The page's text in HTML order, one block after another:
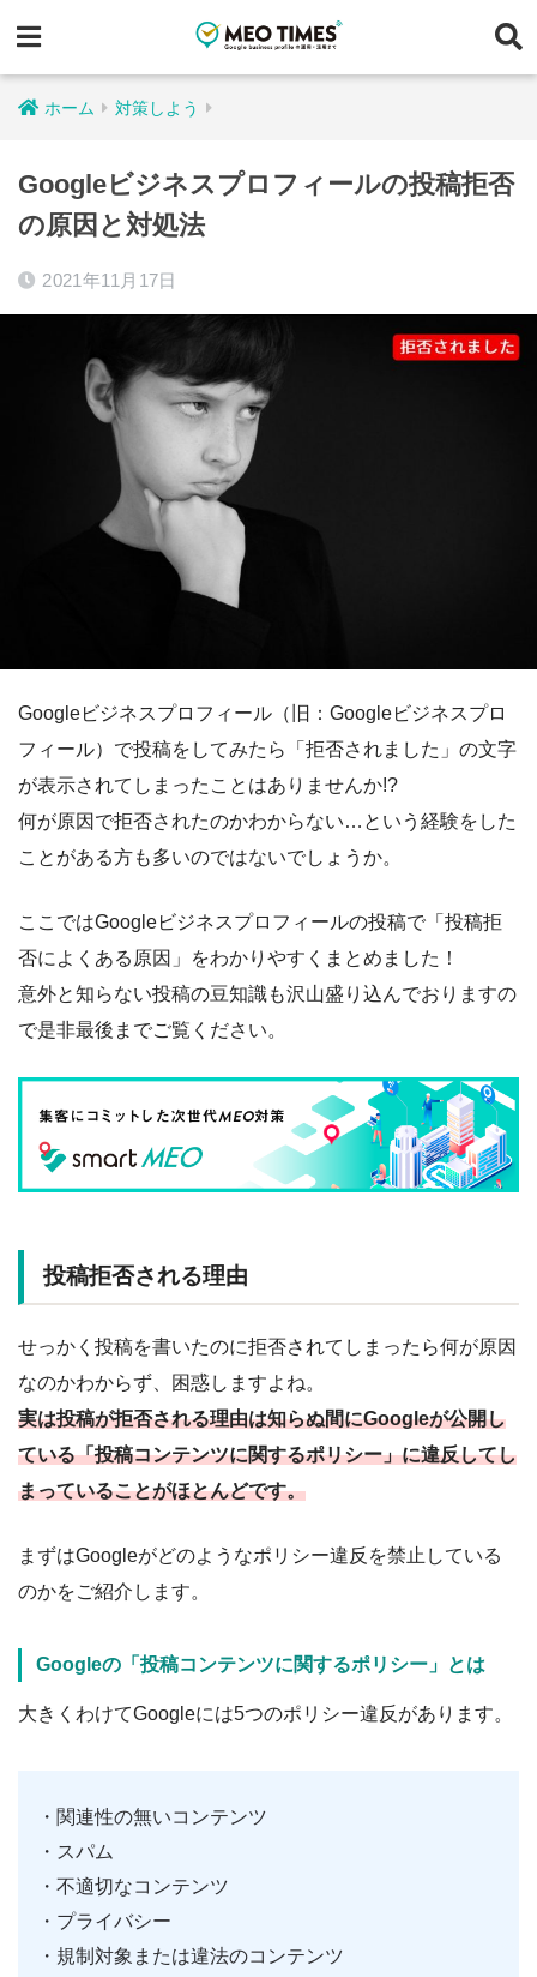
ホーム 対策しよう
Googleビジネスプロフィールの投稿拒否
の原因と対処法
2021年11月17日
Googleビジネスプロフィール（旧：Googleビジネスプロ
フィール）で投稿をしてみたら「拒否されました」の文字
が表示されてしまったことはありませんか!?
何が原因で拒否されたのかわからない…という経験をした
ことがある方も多いのではないでしょうか。
ここではGoogleビジネスプロフィールの投稿で「投稿拒
否によくある原因」をわかりやすくまとめました！
意外と知らない投稿の豆知識も沢山盛り込んでおりますの
で是非最後までご覧ください。
投稿拒否される理由
せっかく投稿を書いたのに拒否されてしまったら何が原因
なのかわからず、困惑しますよね。
実は投稿が拒否される理由は知らぬ間にGoogleが公開し
ている「投稿コンテンツに関するポリシー」に違反してし
まっていることがほとんどです。
まずはGoogleがどのようなポリシー違反を禁止している
のかをご紹介します。
Googleの「投稿コンテンツに関するポリシー」とは
大きくわけてGoogleには5つのポリシー違反があります。
・関連性の無いコンテンツ
・スパム
・不適切なコンテンツ
・プライバシー
・規制対象または違法のコンテンツ